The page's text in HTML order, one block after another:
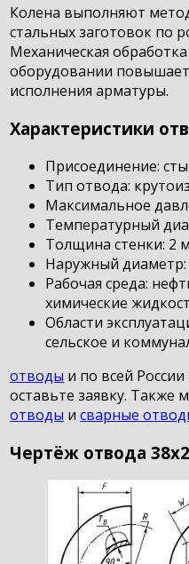
Колена выполняют
стальных заготовок по
Механическая
оборудовании
исполнения арматуры.
Характеристики
Присоединение:
Тип отвода:
Максимальное
Температурный
Толщина стенки: 2
Наружный
Рабочая среда:
химические
Области
сельское и
отводы и по всей
оставьте заявку. Также
отводы исварные
Чертёж отвода